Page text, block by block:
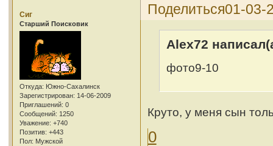
Поделиться01-03-
Сиг
Cтарший Поисковик
Откуда: Южно-Сахалинск
Зарегистрирован: 14-06-2009
Приглашений: 0
Сообщений: 1250
Уважение: +740
Позитив: +443
Пол: Мужской
Alex72
фото9-10
Круто, у меня сын
0